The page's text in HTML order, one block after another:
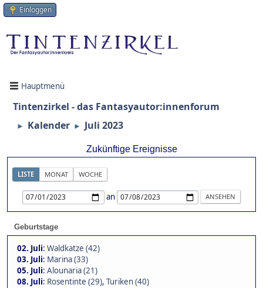
Einloggen
Hauptmenü
Tintenzirkel - das Fantasyautor:innenforum
► Kalender ► Juli 2023
Zukünftige Ereignisse
LISTE MONAT WOCHE
an
Geburtstage
02. Juli: Waldkatze (42)
03. Juli: Marina (33)
05. Juli: Alounaria (21)
08. Juli: Rosentinte (29), Turiken (40)